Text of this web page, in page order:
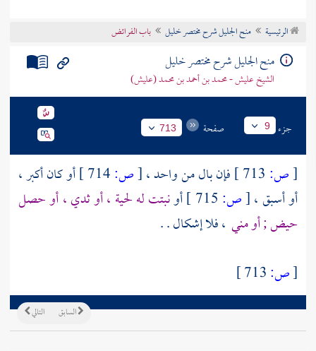
تراجم الأعلام
الرئيسية منح الجليل شرح مختصر خليل باب الفرائض
منح الجليل شرح مختصر خليل
الشيخ عليش - محمد بن أحمد بن محمد (عليش)
جزء 9 صفحة 713
[ص: فإن بال من واحد ،[ص:
أو كان أكبر ،
أو أسبق ،[ص: أونبتت له لحية ، أو ثدي ، أو حصل
حيض ; أو مني ، فلا إشكال . .
[ص:
التالي السابق